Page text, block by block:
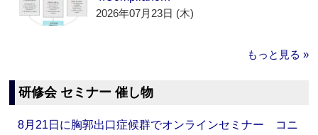
2026年07月23日 (木)
もっと見る »
研修会 セミナー 催し物
8月21日に胸郭出口症候群でオンラインセミナー コニ